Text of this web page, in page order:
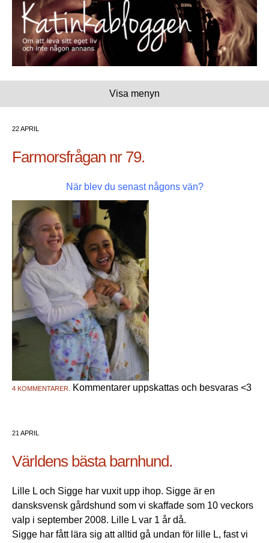
Visa menyn
22 APRIL
Farmorsfrågan nr 79.
När blev du senast någons vän?
4 KOMMENTARER. Kommentarer uppskattas och besvaras <3
21 APRIL
Världens bästa barnhund.
Lille L och Sigge har vuxit upp ihop. Sigge är en
dansksvensk gårdshund som vi skaffade som 10 veckors
valp i september 2008. Lille L var 1 år då.
Sigge har fått lära sig att alltid gå undan för lille L, fast vi